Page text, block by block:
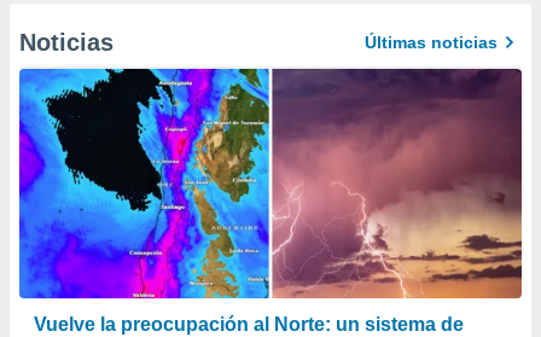
Noticias Últimas noticias
Vuelve la preocupación al Norte: un sistema de